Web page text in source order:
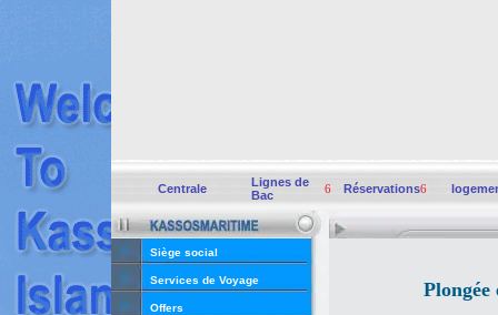
Centrale
Lignes de
Bac
6 Réservations6
Siège social
Plongée
Services de Voyage
Offers